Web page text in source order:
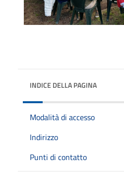
INDICE DELLA PAGINA
Modalità di accesso
Indirizzo
Punti di contatto